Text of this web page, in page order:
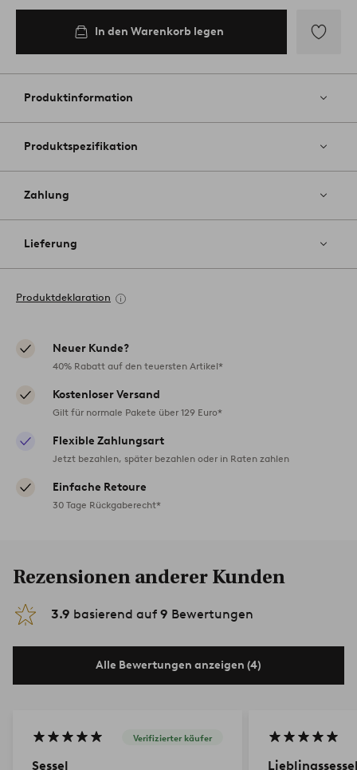
In den Warenkorb legen
Favoriten
Produktinformation
Produktspezifikation
Zahlung
Lieferung
Produktdeklaration
Neuer Kunde?
40% Rabatt auf den teuersten Artikel*
Kostenloser Versand
Gilt für normale Pakete über 129 Euro*
Flexible Zahlungsart
Jetzt bezahlen, später bezahlen oder in Raten zahlen
Einfache Retoure
30 Tage Rückgaberecht*
Rezensionen anderer Kunden
3.9 basierend auf 9 Bewertungen
Alle Bewertungen anzeigen (4)
Verifizierter käufer
Sessel